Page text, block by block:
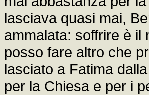
lasciava quasi mai,
ammalata: soffrire è il
posso fare altro che
lasciato a Fatima
per la Chiesa e per i